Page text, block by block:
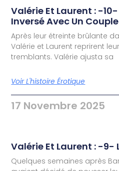
Valérie Et Laurent : -
Inversé Avec Un Couple
Après leur étreinte brûlante
Valérie et Laurent reprirent
tremblants. Valérie ajusta sa
Voir L'histoire Érotique
17 Novembre 2025
Valérie Et Laurent : -9-
Quelques semaines après